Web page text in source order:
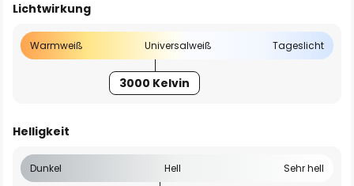
Lichtwirkung
Warmweiß Universalweiß Tageslicht
3000 Kelvin
Helligkeit
Dunkel Hell Sehr hell